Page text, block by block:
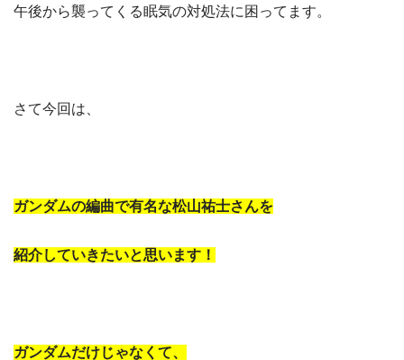
午後から襲ってくる眠気の対処法に困ってます。
さて今回は、
ガンダムの編曲で有名な松山祐士さんを
紹介していきたいと思います！
ガンダムだけじゃなくて、